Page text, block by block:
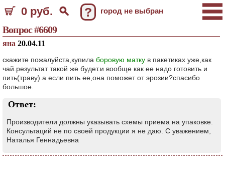
0 руб. ? город не выбран
Вопрос #6609
яна 20.04.11
скажите пожалуйста,купила боровую матку в пакетиках уже,как
чай.результат такой же будет.и вообще как ее надо готовить и
пить(траву).а если пить ее,она поможет от эрозии?спасибо
большое.
Ответ:
Производители должны указывать схемы приема на упаковке.
Консультаций не по своей продукции я не даю. С уважением,
Наталья Геннадьевна